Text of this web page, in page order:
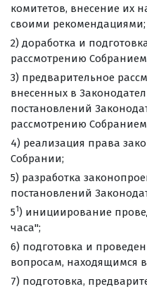
комитетов, внесение их
своими рекомендациями;
2) доработка и
рассмотрению
3) предварительное
внесенных в
постановлений
рассмотрению
4) реализация права
Собрании;
5) разработка
постановлений
51) инициирование
часа";
6) подготовка и
вопросам, находящимся
7) подготовка,